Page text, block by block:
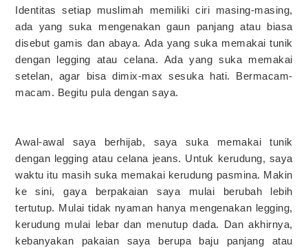
Identitas setiap muslimah memiliki ciri masing-masing,
ada yang suka mengenakan gaun panjang atau biasa
disebut gamis dan abaya. Ada yang suka memakai tunik
dengan legging atau celana. Ada yang suka memakai
setelan, agar bisa dimix-max sesuka hati. Bermacam-
macam. Begitu pula dengan saya.
Awal-awal saya berhijab, saya suka memakai tunik
dengan legging atau celana jeans. Untuk kerudung, saya
waktu itu masih suka memakai kerudung pasmina. Makin
ke sini, gaya berpakaian saya mulai berubah lebih
tertutup. Mulai tidak nyaman hanya mengenakan legging,
kerudung mulai lebar dan menutup dada. Dan akhirnya,
kebanyakan pakaian saya berupa baju panjang atau